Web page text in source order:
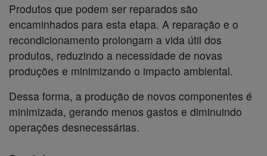
Produtos que podem ser reparados são
encaminhados para esta etapa. A reparação e o
recondicionamento prolongam a vida útil dos
produtos, reduzindo a necessidade de novas
produções e minimizando o impacto ambiental.
Dessa forma, a produção de novos componentes é
minimizada, gerando menos gastos e diminuindo
operações desnecessárias.